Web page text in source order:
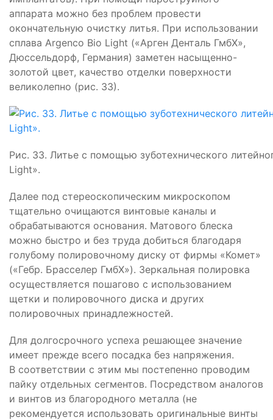
аппарата можно без проблем провести
окончательную очистку литья. При использовании
сплава Argenco Bio Light («Арген Денталь ГмбХ»,
Дюссельдорф, Германия) заметен насыщенно-
золотой цвет, качество отделки поверхности
великолепно (рис. 33).
Рис. 33. Литье с помощью зуботехнического
Light».
Далее под стереоскопическим микроскопом
тщательно очищаются винтовые каналы и
обрабатываются основания. Матового блеска
можно быстро и без труда добиться благодаря
голубому полировочному диску от фирмы «Комет»
(«Гебр. Брасселер ГмбХ»). Зеркальная полировка
осуществляется пошагово с использованием
щетки и полировочного диска и других
полировочных принадлежностей.
Для долгосрочного успеха решающее значение
имеет прежде всего посадка без напряжения.
В соответствии с этим мы постепенно проводим
пайку отдельных сегментов. Посредством аналогов
и винтов из благородного металла (не
рекомендуется использовать оригинальные винты